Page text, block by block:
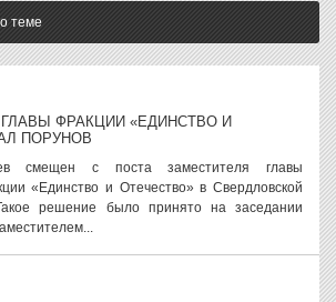
теме
ФРАКЦИИ «ЕДИНСТВО И
ПОРУНОВ
смещен с поста заместителя главы
«Единство и Отечество» в Свердловской
решение было принято на заседании